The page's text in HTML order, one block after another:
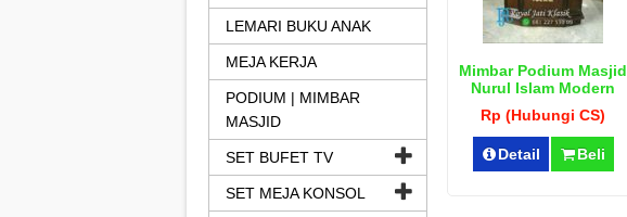
Mimbar Podium Masjid
Nurul Islam Modern
Rp (Hubungi CS)
Detail Beli
LEMARI BUKU ANAK
MEJA KERJA
PODIUM | MIMBAR
MASJID
SET BUFET TV
SET MEJA KONSOL